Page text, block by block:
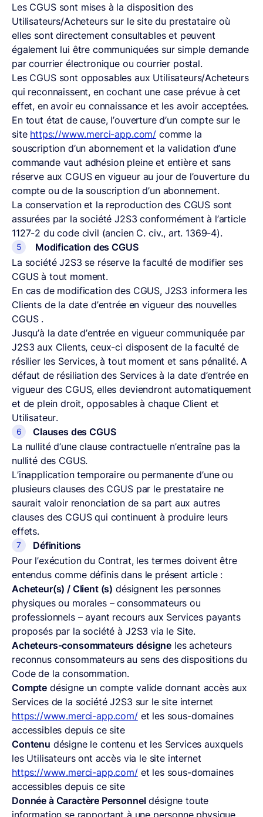
Les CGUS sont mises à la disposition des
Utilisateurs/Acheteurs sur le site du prestataire où
elles sont directement consultables et peuvent
également lui être communiquées sur simple demande
par courrier électronique ou courrier postal.
Les CGUS sont opposables aux Utilisateurs/Acheteurs
qui reconnaissent, en cochant une case prévue à cet
effet, en avoir eu connaissance et les avoir acceptées.
En tout état de cause, l’ouverture d’un compte sur le
site https://www.merci-app.com/ comme la
souscription d’un abonnement et la validation d’une
commande vaut adhésion pleine et entière et sans
réserve aux CGUS en vigueur au jour de l’ouverture du
compte ou de la souscription d’un abonnement.
La conservation et la reproduction des CGUS sont
assurées par la société J2S3 conformément à l’article
1127-2 du code civil (ancien C. civ., art. 1369-4).
Modification des CGUS
La société J2S3 se réserve la faculté de modifier ses
CGUS à tout moment.
En cas de modification des CGUS, J2S3 informera les
Clients de la date d’entrée en vigueur des nouvelles
CGUS .
Jusqu’à la date d’entrée en vigueur communiquée par
J2S3 aux Clients, ceux-ci disposent de la faculté de
résilier les Services, à tout moment et sans pénalité. A
défaut de résiliation des Services à la date d’entrée en
vigueur des CGUS, elles deviendront automatiquement
et de plein droit, opposables à chaque Client et
Utilisateur.
Clauses des CGUS
La nullité d’une clause contractuelle n’entraîne pas la
nullité des CGUS.
L’inapplication temporaire ou permanente d’une ou
plusieurs clauses des CGUS par le prestataire ne
saurait valoir renonciation de sa part aux autres
clauses des CGUS qui continuent à produire leurs
effets.
Définitions
Pour l’exécution du Contrat, les termes doivent être
entendus comme définis dans le présent article :
Acheteur(s) / Client (s) désignent les personnes
physiques ou morales – consommateurs ou
professionnels – ayant recours aux Services payants
proposés par la société à J2S3 via le Site.
Acheteurs-consommateurs désigne les acheteurs
reconnus consommateurs au sens des dispositions du
Code de la consommation.
Compte désigne un compte valide donnant accès aux
Services de la société J2S3 sur le site internet
https://www.merci-app.com/et les sous-domaines
accessibles depuis ce site
Contenu désigne le contenu et les Services auxquels
les Utilisateurs ont accès via le site internet
https://www.merci-app.com/et les sous-domaines
accessibles depuis ce site
Donnée à Caractère Personneldésigne toute
information se rapportant à une personne physique